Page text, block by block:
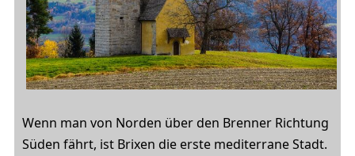
Wenn man von Norden über den Brenner Richtung
Süden fährt, ist Brixen die erste mediterrane Stadt.